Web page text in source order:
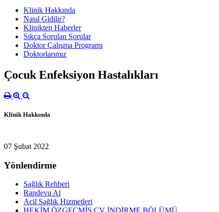
Klinik Hakkında
Nasıl Gidilir?
Klinikten Haberler
Sıkça Sorulan Sorular
Doktor Çalışma Programı
Doktorlarımız
Çocuk Enfeksiyon Hastalıkları
Klinik Hakkında
07 Şubat 2022
Yönlendirme
Sağlık Rehberi
Randevu Al
Acil Sağlık Hizmetleri